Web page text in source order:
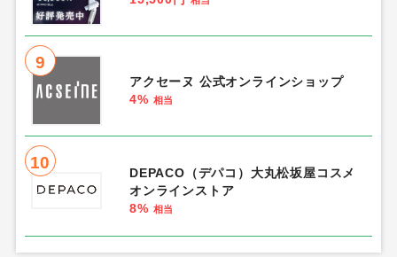
9
アクセーヌ 公式オンラインショップ
4% 相当
10
DEPACO（デパコ）大丸松坂屋コスメ
オンラインストア
8% 相当